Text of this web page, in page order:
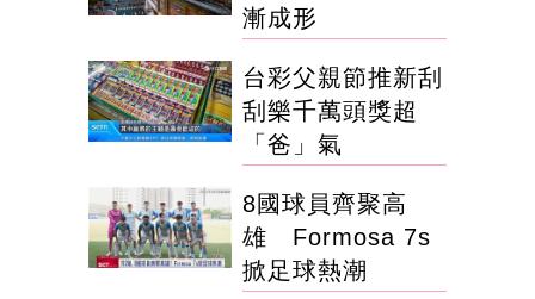
漸成形
台彩父親節推新刮
刮樂千萬頭獎超
「爸」氣
8國球員齊聚高
雄 Formosa 7s
掀足球熱潮